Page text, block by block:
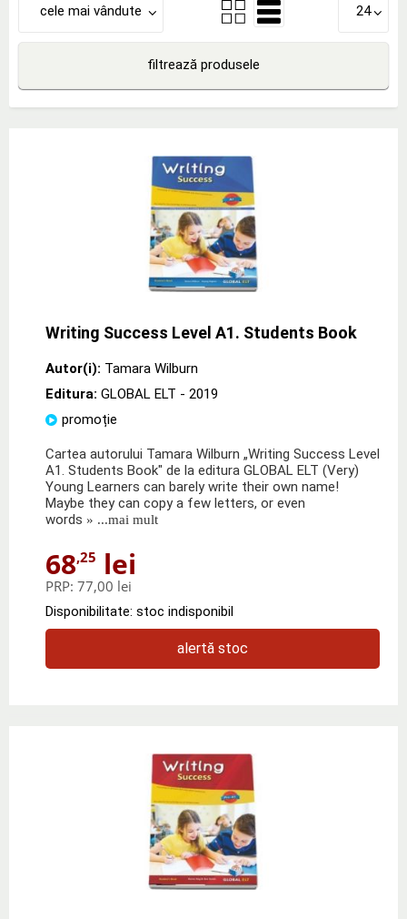
cele mai vândute 24
filtrează produsele
Writing Success Level A1. Students Book
Autor(i): Tamara Wilburn
Editura: GLOBAL ELT - 2019
promoție
Cartea autorului Tamara Wilburn „Writing Success Level
A1. Students Book" de la editura GLOBAL ELT (Very)
Young Learners can barely write their own name!
Maybe they can copy a few letters, or even
words » ...mai mult
68,25 lei
PRP: 77,00 lei
Disponibilitate: stoc indisponibil
alertă stoc